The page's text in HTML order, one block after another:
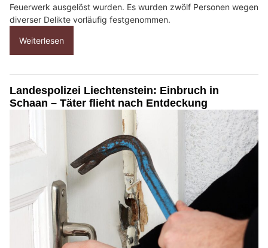
Feuerwerk ausgelöst wurden. Es wurden zwölf Personen wegen
diverser Delikte vorläufig festgenommen.
Weiterlesen
Landespolizei Liechtenstein: Einbruch in
Schaan – Täter flieht nach Entdeckung